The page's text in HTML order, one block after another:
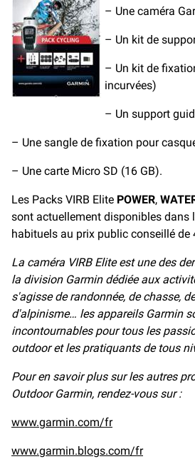
– Une caméra
– Un kit de
– Un kit de
incurvées)
– Un support
– Une sangle de fixation pour
– Une carte Micro SD (16 GB).
Les Packs VIRB Elite POWER,
sont actuellement disponibles dans
habituels au prix public conseillé de
La caméra VIRB Elite est une des
la division Garmin dédiée aux
s'agisse de randonnée, de chasse,
d'alpinisme… les appareils Garmin
incontournables pour tous les
outdoor et les pratiquants de tous
Pour en savoir plus sur les autres
Outdoor Garmin, rendez-vous sur :
www.garmin.com/fr
www.garmin.blogs.com/fr